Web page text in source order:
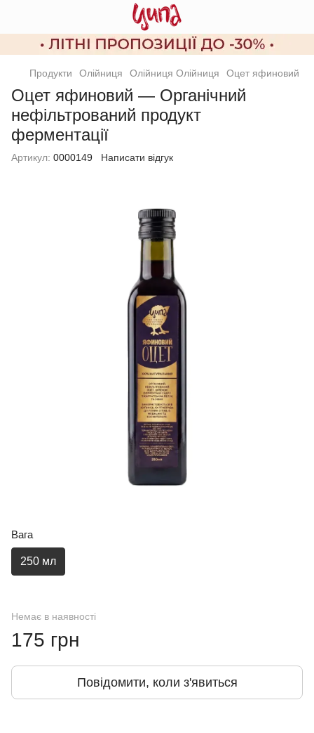
Продукти Олійниця Олійниця Олійниця Оцет яфиновий
Оцет яфиновий — Органічний
нефільтрований продукт
ферментації
Артикул: 0000149 Написати відгук
Вага
250 мл
Немає в наявності
175 грн
Повідомити, коли з'явиться